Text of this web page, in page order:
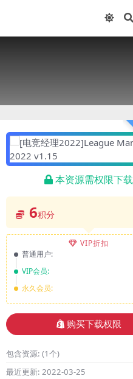
本资源需权限下载
6积分
VIP折扣
普通用户:
VIP会员:
永久会员:
购买下载权限
包含资源: (1个)
最近更新: 2022-03-25